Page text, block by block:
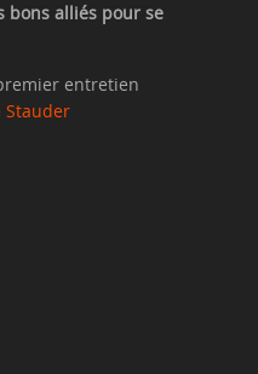
bons alliés pour se
entretien
Stauder